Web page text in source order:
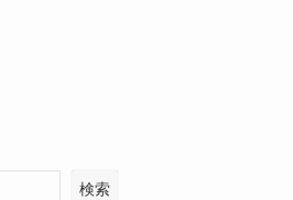
検索